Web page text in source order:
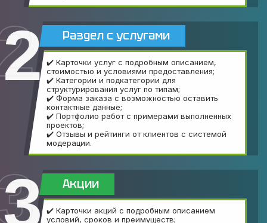
Раздел с услугами
✔️ Карточки услуг с подробным описанием,
стоимостью и условиями предоставления;
✔️ Категории и подкатегории для
структурирования услуг по типам;
✔️ Форма заказа с возможностью оставить
контактные данные;
✔️ Портфолио работ с примерами выполненных
проектов;
✔️ Отзывы и рейтинги от клиентов с системой
модерации.
Акции
✔️ Карточки акций с подробным описанием
условий, сроков и преимуществ;